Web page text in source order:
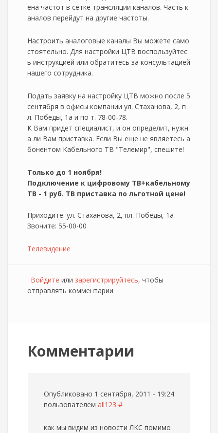
ена частот в сетке трансляции каналов. Часть к
аналов перейдут на другие частоты.
Настроить аналоговые каналы Вы можете само
стоятельно. Для настройки ЦТВ воспользуйтес
ь инструкцией или обратитесь за консультацией
нашего сотрудника.
Подать заявку на настройку ЦТВ можно после 5
сентября в офисы компании ул. Стаханова, 2, п
л. Победы, 1а и по т. 78-00-78.
К Вам придет специалист, и он определит, нужн
а ли Вам приставка. Если Вы еще не являетесь а
бонентом Кабельного ТВ "Телемир", спешите!
Только до 1 ноября!
Подключение к цифровому ТВ+кабельному
ТВ - 1 руб. ТВ приставка по льготной цене!
Приходите: ул. Стаханова, 2, пл. Победы, 1а
Звоните: 55-00-00
Телевидение
Войдите или зарегистрируйтесь, чтобы
отправлять комментарии
Комментарии
Опубликовано 1 сентября, 2011 - 19:24
пользователем all123 #
как мы видим из новости ЛКС помимо